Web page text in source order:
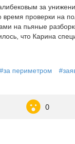
за
проверки на
на пьяные
что Карина
#за периметром
0